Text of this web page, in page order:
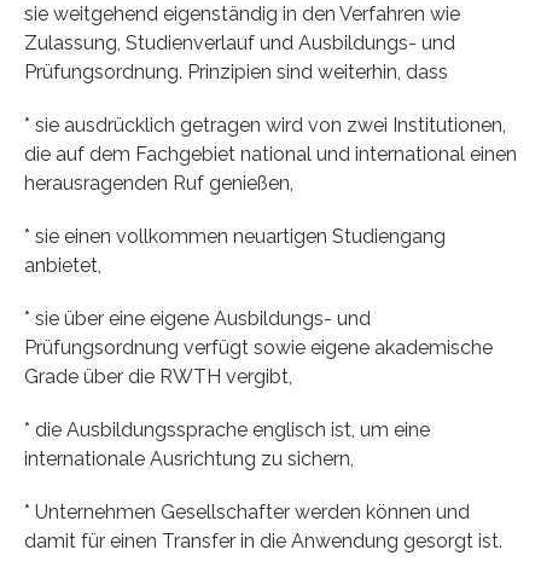
sie weitgehend eigenständig in den Verfahren wie
Zulassung, Studienverlauf und Ausbildungs- und
Prüfungsordnung. Prinzipien sind weiterhin, dass
* sie ausdrücklich getragen wird von zwei Institutionen,
die auf dem Fachgebiet national und international einen
herausragenden Ruf genießen,
* sie einen vollkommen neuartigen Studiengang
anbietet,
* sie über eine eigene Ausbildungs- und
Prüfungsordnung verfügt sowie eigene akademische
Grade über die RWTH vergibt,
* die Ausbildungssprache englisch ist, um eine
internationale Ausrichtung zu sichern,
* Unternehmen Gesellschafter werden können und
damit für einen Transfer in die Anwendung gesorgt ist.